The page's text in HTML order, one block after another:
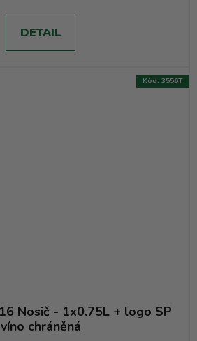
DETAIL
Nosič - 1x0.75L + logo SP
víno chráněná
Kód: 3556T